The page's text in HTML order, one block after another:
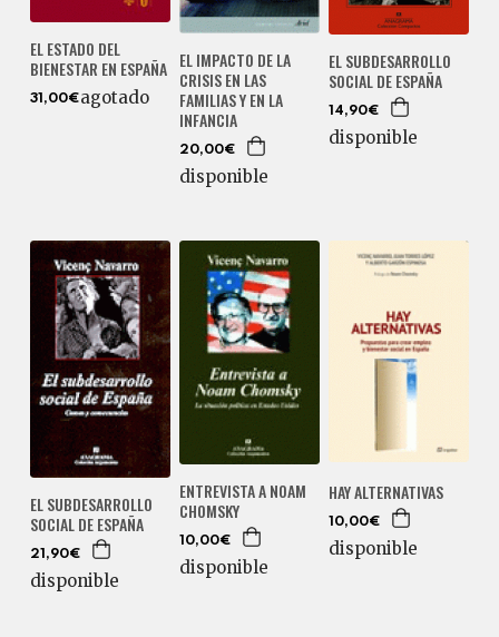
EL ESTADO DEL
BIENESTAR EN ESPAÑA
31,00€agotado
EL IMPACTO DE LA
CRISIS EN LAS
FAMILIAS Y EN LA
INFANCIA
20,00€
disponible
EL SUBDESARROLLO
SOCIAL DE ESPAÑA
14,90€
disponible
EL SUBDESARROLLO
SOCIAL DE ESPAÑA
21,90€
disponible
ENTREVISTA A NOAM
CHOMSKY
10,00€
disponible
HAY ALTERNATIVAS
10,00€
disponible